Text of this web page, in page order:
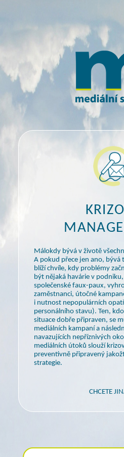
Málokdy býváv životě
A pokud přece jen ano, bývá
blíží chvíle, kdy problémy
být nějaká haváriev podniku,
společenské faux-paux,
zaměstnanci, útočné
i nutnost nepopulárních
personálního stavu). Ten,
situace dobře připraven, se
mediálních kampanía
navazujících nepříznivých
mediálních útoků slouží
preventivně připravený
strategie.
CHCETE